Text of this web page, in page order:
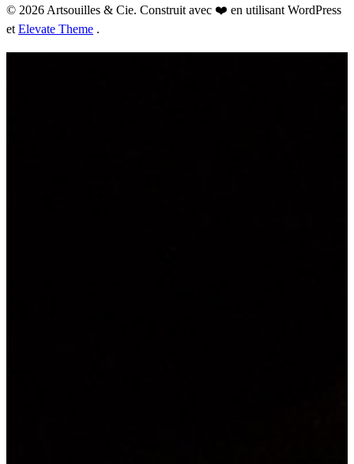
© 2026 Artsouilles & Cie. Construit avec ❤️ en utilisant WordPress
et Elevate Theme .